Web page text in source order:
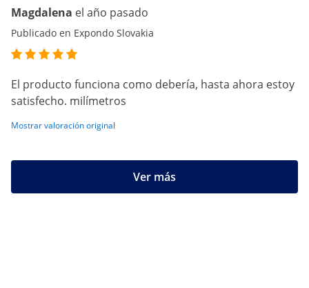
Magdalena el año pasado
Publicado en Expondo Slovakia
El producto funciona como debería, hasta ahora estoy
satisfecho. milímetros
Mostrar valoración original
Ver más